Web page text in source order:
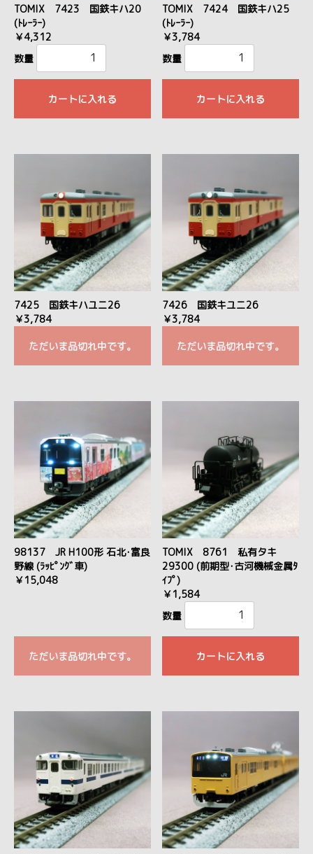
TOMIX 7423 国鉄キハ20
(ﾄﾚｰﾗｰ)
￥4,312
数量
カートに入れる
TOMIX 7424 国鉄キハ25
(ﾄﾚｰﾗｰ)
￥3,784
数量
カートに入れる
7425 国鉄キハユニ26
￥3,784
ただいま品切れ中です。
7426 国鉄キユニ26
￥3,784
ただいま品切れ中です。
98137 JR H100形 石北･富良
野線 (ﾗｯﾋﾟﾝｸﾞ車)
￥15,048
ただいま品切れ中です。
TOMIX 8761 私有タキ
29300 (前期型･古河機械金属ﾀ
ｲﾌﾟ)
￥1,584
数量
カートに入れる